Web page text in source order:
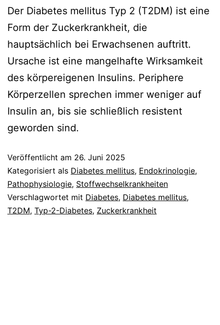
Der Diabetes mellitus Typ 2 (T2DM) ist eine
Form der Zuckerkrankheit, die
hauptsächlich bei Erwachsenen auftritt.
Ursache ist eine mangelhafte Wirksamkeit
des körpereigenen Insulins. Periphere
Körperzellen sprechen immer weniger auf
Insulin an, bis sie schließlich resistent
geworden sind.
Veröffentlicht am 26. Juni 2025
Kategorisiert als Diabetes mellitus, Endokrinologie,
Pathophysiologie, Stoffwechselkrankheiten
Verschlagwortet mit Diabetes, Diabetes mellitus,
T2DM, Typ-2-Diabetes, Zuckerkrankheit